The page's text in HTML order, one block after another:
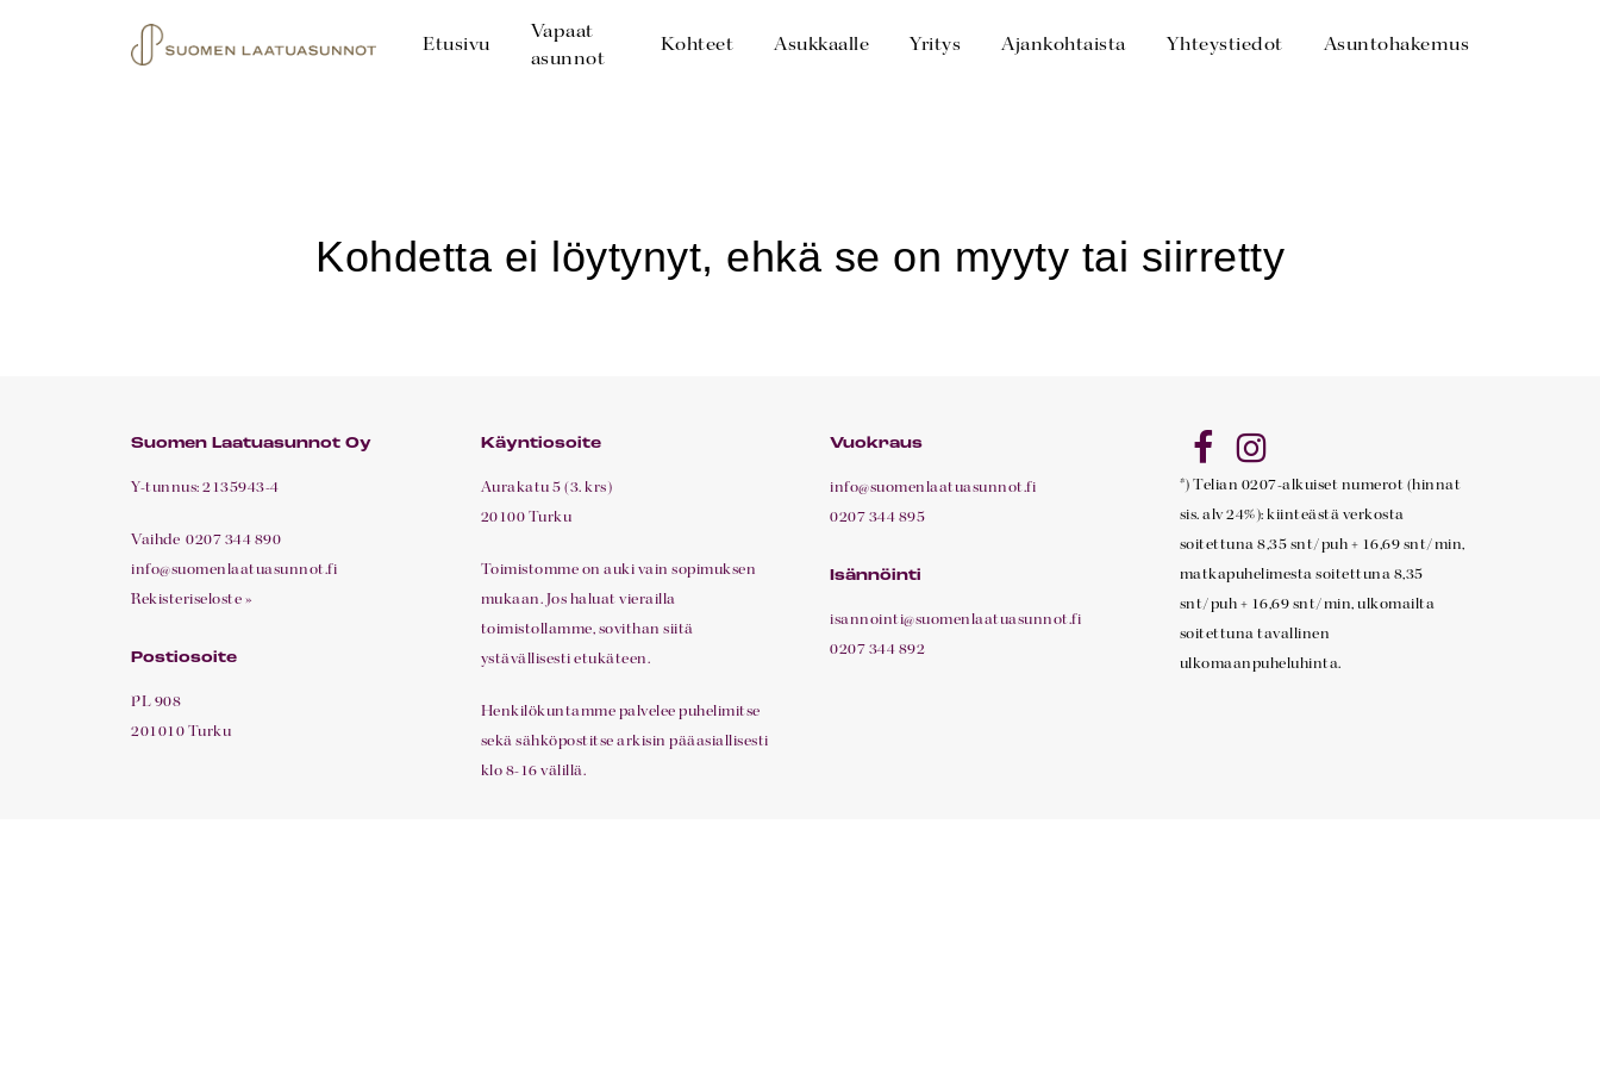
Etusivu
Vapaat
asunnot
Kohteet Asukkaalle Yritys Ajankohtaista Yhteystiedot Asuntohakemus
Suomen Laatuasunnot Oy
Y-tunnus: 2135943-4
Vaihde 0207 344 890
info@suomenlaatuasunnot.fi
Rekisteriseloste »
Postiosoite
PL 908
201010 Turku
Käyntiosoite
Aurakatu 5 (3. krs)
20100 Turku
Toimistomme on auki vain sopimuksen
mukaan. Jos haluat vierailla
toimistollamme, sovithan siitä
ystävällisesti etukäteen.
Henkilökuntamme palvelee puhelimitse
sekä sähköpostitse arkisin pääasiallisesti
klo 8-16 välillä.
Vuokraus
info@suomenlaatuasunnot.fi
0207 344 895
Isännöinti
isannointi@suomenlaatuasunnot.fi
0207 344 892
*) Telian 0207-alkuiset numerot (hinnat
sis. alv 24%): kiinteästä verkosta
soitettuna 8,35 snt/puh + 16,69 snt/min,
matkapuhelimesta soitettuna 8,35
snt/puh + 16,69 snt/min, ulkomailta
soitettuna tavallinen
ulkomaanpuheluhinta.